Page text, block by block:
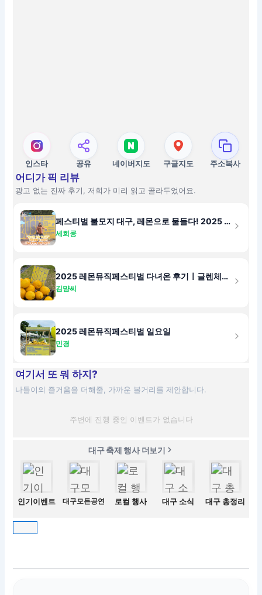
인스타 공유 네이버지도 구글지도 주소복사
어디가 픽 리뷰
광고 없는 진짜 후기, 저희가 미리 읽고 골라두었어요.
페스티벌 불모지 대구, 레몬으로 물들다! 2025 레몬 뮤직 페스티벌: 문화예술기획자의 시선으로 본 글렌체크 & 혼즈의 마법 같은 순간들
세희콩
2025 레몬뮤직페스티벌 다녀온 후기ㅣ글렌체크ㅣ혼즈ㅣ오렌지맛담배
김먐씨
2025 레몬뮤직페스티벌 일요일
민경
여기서 또 뭐 하지?
나들이의 즐거움을 더해줄, 가까운 볼거리를 제안합니다.
주변에 진행 중인 이벤트가 없습니다
대구 축제 행사 더보기
인기이벤트 대구모든공연 로컬 행사 대구 소식 대구 총정리